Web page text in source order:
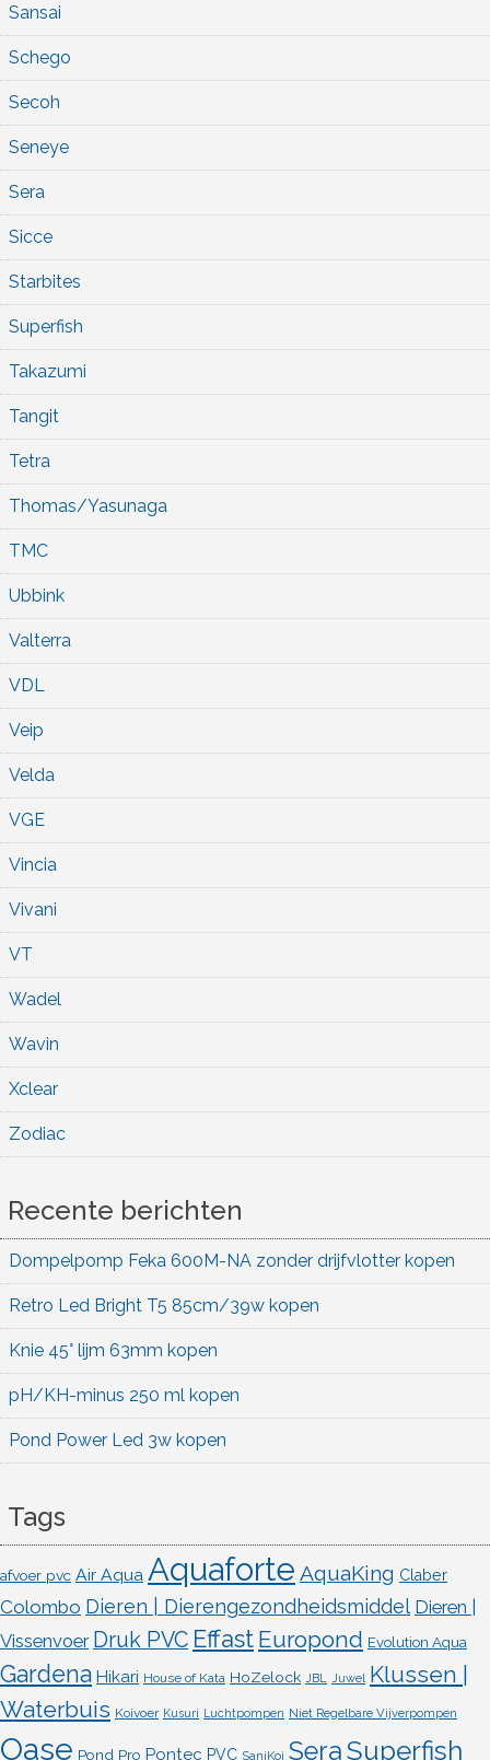
Sansai
Schego
Secoh
Seneye
Sera
Sicce
Starbites
Superfish
Takazumi
Tangit
Tetra
Thomas/Yasunaga
TMC
Ubbink
Valterra
VDL
Veip
Velda
VGE
Vincia
Vivani
VT
Wadel
Wavin
Xclear
Zodiac
Recente berichten
Dompelpomp Feka 600M-NA zonder drijfvlotter kopen
Retro Led Bright T5 85cm/39w kopen
Knie 45° lijm 63mm kopen
pH/KH-minus 250 ml kopen
Pond Power Led 3w kopen
Tags
afvoer pvc Air Aqua Aquaforte AquaKing Claber
Colombo Dieren | Dierengezondheidsmiddel Dieren |
Vissenvoer Druk PVC Effast Europond Evolution Aqua
Gardena Hikari House of Kata HoZelock JBL Juwel Klussen |
Waterbuis Koivoer Kusuri Luchtpompen Niet Regelbare Vijverpompen
Oase Pond Pro Pontec PVC SaniKoi SeraSuperfish